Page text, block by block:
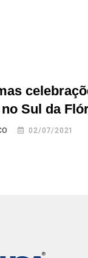
Sul da
02/07/2021